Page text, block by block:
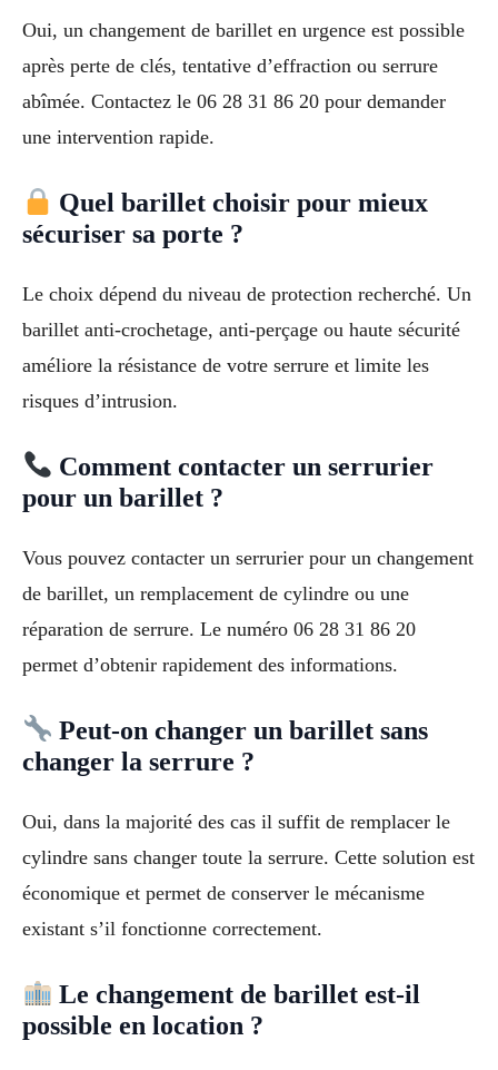
Oui, un changement de barillet en urgence est possible
après perte de clés, tentative d’effraction ou serrure
abîmée. Contactez le 06 28 31 86 20 pour demander
une intervention rapide.
Quel barillet choisir pour mieux
sécuriser sa porte ?
Le choix dépend du niveau de protection recherché. Un
barillet anti-crochetage, anti-perçage ou haute sécurité
améliore la résistance de votre serrure et limite les
risques d’intrusion.
Comment contacter un serrurier
pour un barillet ?
Vous pouvez contacter un serrurier pour un changement
de barillet, un remplacement de cylindre ou une
réparation de serrure. Le numéro 06 28 31 86 20
permet d’obtenir rapidement des informations.
Peut-on changer un barillet sans
changer la serrure ?
Oui, dans la majorité des cas il suffit de remplacer le
cylindre sans changer toute la serrure. Cette solution est
économique et permet de conserver le mécanisme
existant s’il fonctionne correctement.
Le changement de barillet est-il
possible en location ?